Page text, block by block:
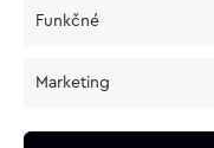
Funkčné
Marketing
Vrátenie a reklamácia